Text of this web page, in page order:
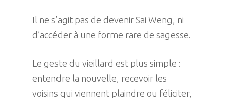
Il ne s’agit pas de devenir Sai Weng, ni
d’accéder à une forme rare de sagesse.
Le geste du vieillard est plus simple :
entendre la nouvelle, recevoir les
voisins qui viennent plaindre ou féliciter,